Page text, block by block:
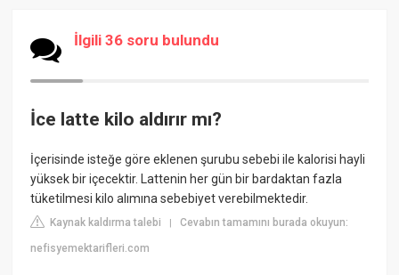
İlgili 36 soru bulundu
İce latte kilo aldırır mı?
İçerisinde isteğe göre eklenen şurubu sebebi ile kalorisi hayli
yüksek bir içecektir. Lattenin her gün bir bardaktan fazla
tüketilmesi kilo alımına sebebiyet verebilmektedir.
Kaynak kaldırma talebi |Cevabın tamamını burada okuyun:
nefisyemektarifleri.com